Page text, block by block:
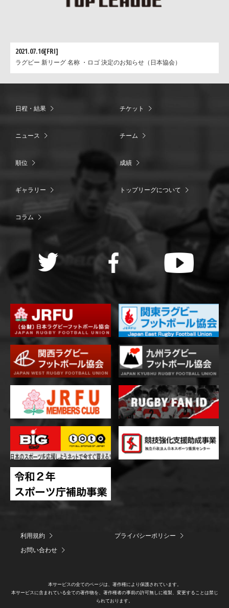
2021.07.16[FRI]
ラグビー 新リーグ 名称 ・ロゴ 決定のお知らせ（日本協会）
日程・結果 チケット
ニュース チーム
順位 成績
ギャラリー トップリーグについて
コラム
利用規約
プライバシーポリシー
お問い合わせ
本サービスの全てのページは、著作権により保護されています。
本サービスに含まれている全ての著作物を、著作権者の事前の許可無しに複製、変更することは禁じ
られております。